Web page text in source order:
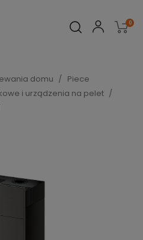
0
domu
Piece
i urządzenia na pelet